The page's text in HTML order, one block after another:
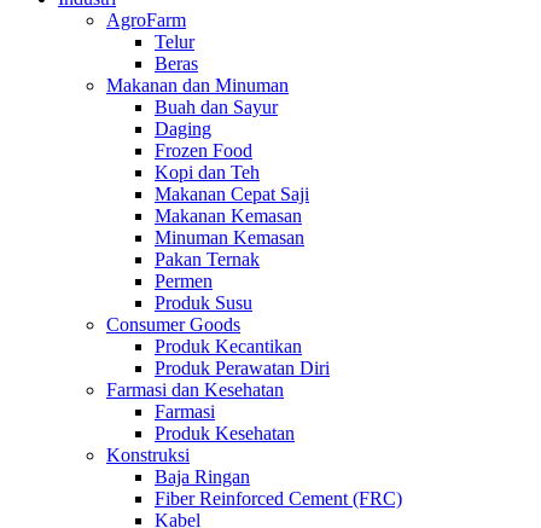
AgroFarm
Telur
Beras
Makanan dan Minuman
Buah dan Sayur
Daging
Frozen Food
Kopi dan Teh
Makanan Cepat Saji
Makanan Kemasan
Minuman Kemasan
Pakan Ternak
Permen
Produk Susu
Consumer Goods
Produk Kecantikan
Produk Perawatan Diri
Farmasi dan Kesehatan
Farmasi
Produk Kesehatan
Konstruksi
Baja Ringan
Fiber Reinforced Cement (FRC)
Kabel